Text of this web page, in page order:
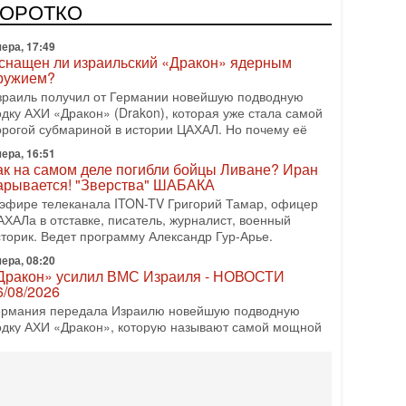
политический альянс? Что произойдет с
раскладом сил, если арабский список
17:49
ли израильский «Дракон» ядерным
получил от Германии новейшую подводную
АХИ «Дракон» (Drakon), которая уже стала самой
субмариной в истории ЦАХАЛ. Но почему её
16:51
на самом деле погибли бойцы Ливане? Иран
"Зверства" ШАБАКА
телеканала ITON-TV Григорий Тамар, офицер
в отставке, писатель, журналист, военный
Ведет программу Александр Гур-Арье.
08:20
усилил ВМС Израиля - НОВОСТИ
08/2026
передала Израилю новейшую подводную
АХИ «Дракон», которую называют самой мощной